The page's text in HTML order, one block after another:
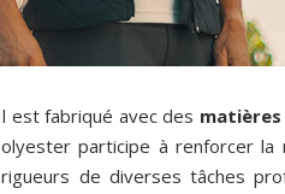
est fabriqué avec des
participe à renforcer la
de diverses tâches